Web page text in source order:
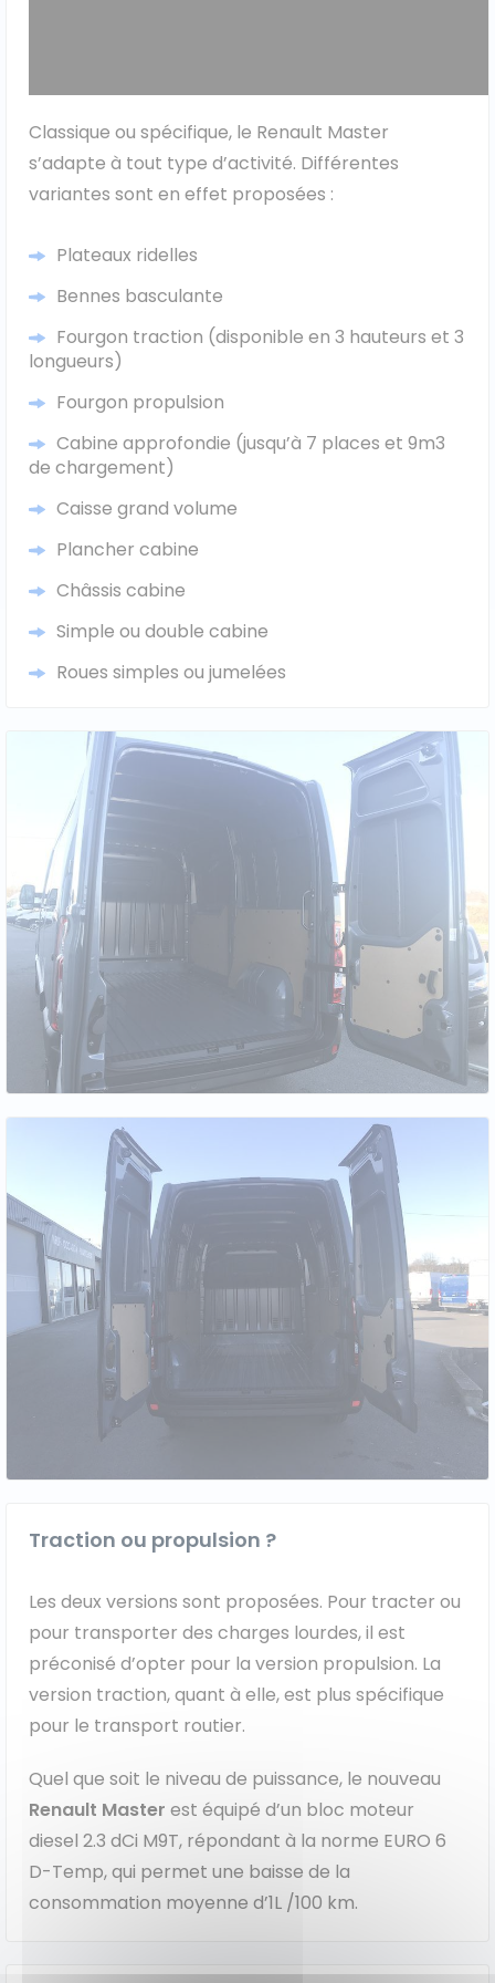
Classique ou spécifique, le Renault Master
s’adapte à tout type d’activité. Différentes
variantes sont en effet proposées :
Plateaux ridelles
Bennes basculante
Fourgon traction (disponible en 3 hauteurs et 3
longueurs)
Fourgon propulsion
Cabine approfondie (jusqu’à 7 places et 9m3
de chargement)
Caisse grand volume
Plancher cabine
Châssis cabine
Simple ou double cabine
Roues simples ou jumelées
Traction ou propulsion ?
Les deux versions sont proposées. Pour tracter ou
pour transporter des charges lourdes, il est
préconisé d’opter pour la version propulsion. La
version traction, quant à elle, est plus spécifique
pour le transport routier.
Quel que soit le niveau de puissance, le nouveau
Renault Master est équipé d’un bloc moteur
diesel 2.3 dCi M9T, répondant à la norme EURO 6
D-Temp, qui permet une baisse de la
consommation moyenne d’1L /100 km.